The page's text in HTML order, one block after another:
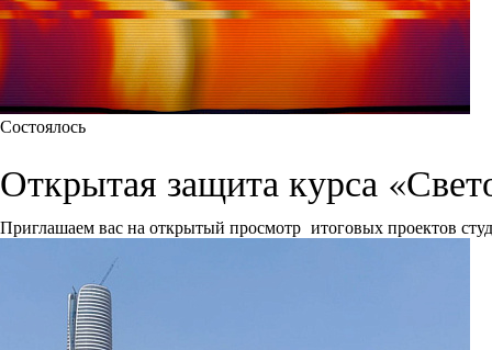
Состоялось
Открытая защита курса
Приглашаем вас на открытый просмотр итоговых проектов